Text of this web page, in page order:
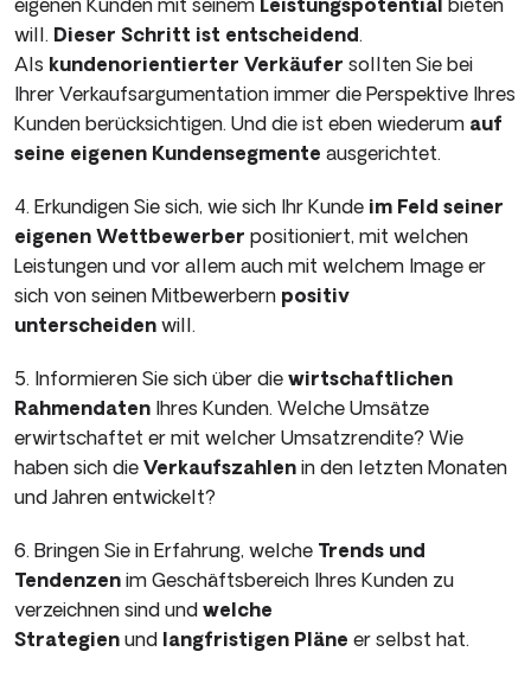
eigenen Kunden mit seinem Leistungspotential
bieten
will. Dieser Schritt ist entschei­dend.
Als kundenorientierter Verkäufer sollten Sie bei
Ihrer Verkaufsargumentation immer die Perspektive Ihres
Kunden berücksichtigen. Und die ist eben wiederum auf
seine eigenen Kundensegmente ausgerichtet.
4. Erkundigen Sie sich, wie sich Ihr Kunde im Feld seiner
eige­nen Wettbewerber positioniert, mit welchen
Leistungen und vor allem auch mit welchem Image er
sich von seinen Mitbewerbern positiv
unterscheiden will.
5. Informieren Sie sich über die wirtschaftlichen
Rahmendaten Ihres Kunden. Welche Umsätze
erwirtschaftet er mit welcher Um­satzrendite? Wie
haben sich die Verkaufszahlen in den letzten Monaten
und Jahren entwickelt?
6. Bringen Sie in Erfahrung, welche Trends und
Tendenzen im Geschäftsbereich Ihres Kunden zu
verzeichnen sind und welche
Strategien und langfristigen Pläne er selbst hat.